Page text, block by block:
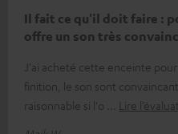
Il fait ce qu'il doit faire :
offre un son très
J'ai acheté cette enceinte
finition, le son sont
raisonnable si l'o
Lire